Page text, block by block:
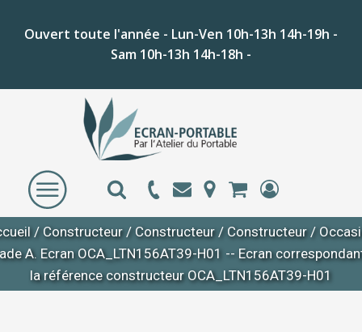
Ouvert toute l'année - Lun-Ven 10h-13h 14h-19h -
Sam 10h-13h 14h-18h -
/ Constructeur/ Constructeur/ Constructeur/
A. Ecran OCA_LTN156AT39-H01 -- Ecran
la référence constructeur OCA_LTN156AT39-H01